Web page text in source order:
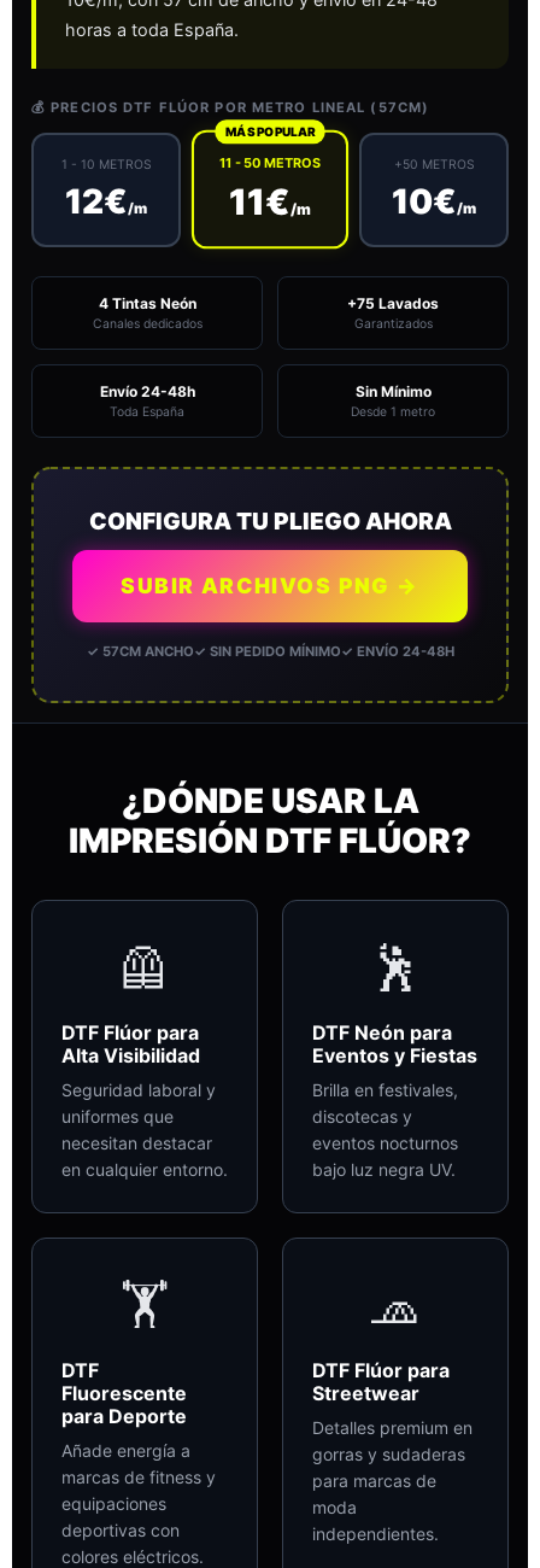
horas a toda España.
💰 PRECIOS DTF FLÚOR POR METRO LINEAL (57CM)
1 - 10 METROS
12€/m
MÁS POPULAR
11 - 50 METROS
11€/m
+50 METROS
10€/m
4 Tintas Neón
Canales dedicados
+75 Lavados
Garantizados
Envío 24-48h
Toda España
Sin Mínimo
Desde 1 metro
CONFIGURA TU PLIEGO AHORA
SUBIR ARCHIVOS PNG →
✓ 57CM ANCHO✓ SIN PEDIDO MÍNIMO✓ ENVÍO 24-48H
¿DÓNDE USAR LA
IMPRESIÓN DTF FLÚOR?
🦺
DTF Flúor para
Alta Visibilidad
Seguridad laboral y
uniformes que
necesitan destacar
en cualquier entorno.
🕺
DTF Neón para
Eventos y Fiestas
Brilla en festivales,
discotecas y
eventos nocturnos
bajo luz negra UV.
🏋️
DTF
Fluorescente
para Deporte
Añade energía a
marcas de fitness y
equipaciones
deportivas con
colores eléctricos.
🧢
DTF Flúor para
Streetwear
Detalles premium en
gorras y sudaderas
para marcas de
moda
independientes.